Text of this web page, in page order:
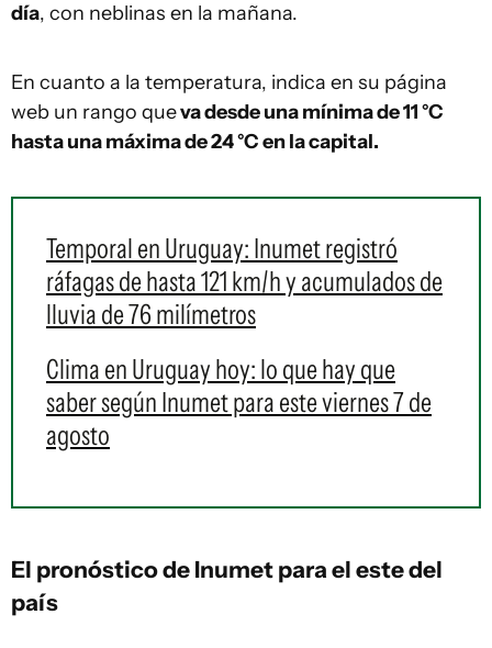
día, con neblinas en la mañana.
En cuanto a la temperatura, indica en su página
web un rango queva desde una mínima de 11 °C
hasta una máxima de 24 °C en la capital.
Temporal en Uruguay: Inumet registró
ráfagas de hasta 121 km/h y acumulados de
lluvia de 76 milímetros
Clima en Uruguay hoy: lo que hay que
saber según Inumet para este viernes 7 de
agosto
El pronóstico de Inumet para el este del
país